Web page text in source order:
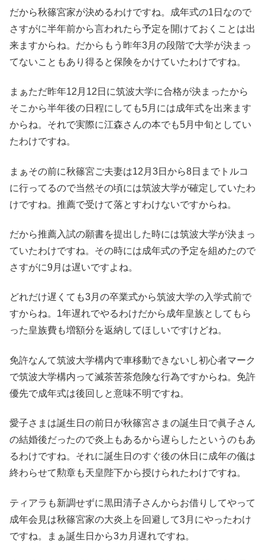
だから秋篠宮家が決めるわけですね。成年式の1日なので
さすがに半年前から言われたら予定を開けておくことは出
来ますからね。だからもう昨年3月の段階で大学が決まっ
てないこともあり得ると保険をかけていたわけですね。
まぁただ昨年12月12日に筑波大学に合格が決まったから
そこから半年後の日程にしても5月には成年式を出来ます
からね。それで実際に江森さんの本でも5月中旬としてい
たわけですね。
まぁその前に秋篠宮ご夫妻は12月3日から8日までトルコ
に行ってるので当然その頃には筑波大学が確定していたわ
けですね。推薦で受けて落とすわけないですからね。
だから推薦入試の願書を提出した時には筑波大学が決まっ
ていたわけですね。その時には成年式の予定を組めたので
さすがに9月は遅いですよね。
どれだけ遅くても3月の卒業式から筑波大学の入学式前で
すからね。1年遅れでやるわけだから成年皇族としてもら
った皇族費も増額分を返納してほしいですけどね。
免許なんて筑波大学構内で車移動できないし初心者マーク
で筑波大学構内って滅茶苦茶危険な行為ですからね。免許
優先で成年式は後回しと意味不明ですね。
愛子さまは誕生日の前日が秋篠宮さまの誕生日で眞子さん
の結婚後だったので炎上もあるから遅らしたというのもあ
るわけですね。それに誕生日のすぐ後の休日に成年の儀は
終わらせて勲章も天皇陛下から授けられたわけですね。
ティアラも新調せずに黒田清子さんからお借りしてやって
成年会見は秋篠宮家の大炎上を回避して3月にやったわけ
ですね。まぁ誕生日から3カ月遅れですね。